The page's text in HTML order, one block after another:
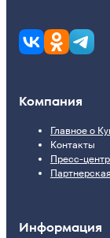
Компания
Главное о
Контакты
Пресс-центр
Информация